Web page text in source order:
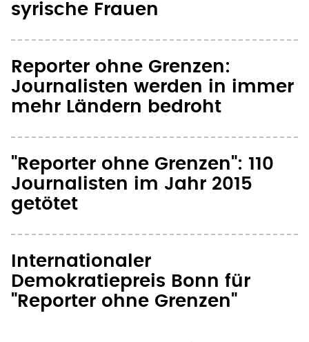
syrische Frauen
Reporter ohne Grenzen:
Journalisten werden in immer
mehr Ländern bedroht
"Reporter ohne Grenzen": 110
Journalisten im Jahr 2015
getötet
Internationaler
Demokratiepreis Bonn für
"Reporter ohne Grenzen"